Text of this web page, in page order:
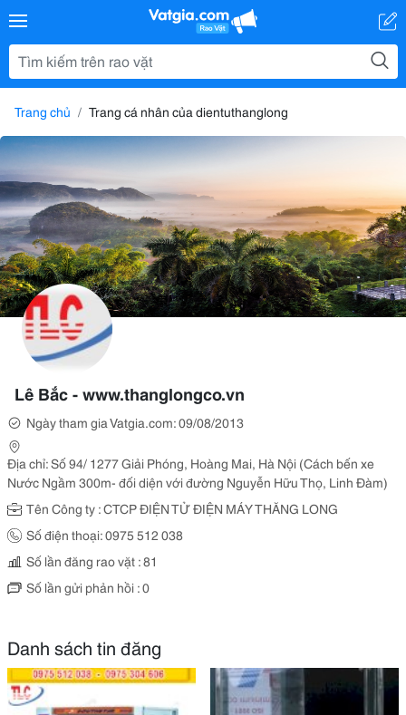
Trang chủ Trang cá nhân của dientuthanglong
Lê Bắc - www.thanglongco.vn
Ngày tham gia Vatgia.com: 09/08/2013
Địa chỉ: Số 94/ 1277 Giải Phóng, Hoàng Mai, Hà Nội (Cách bến xe
Nước Ngầm 300m- đối diện với đường Nguyễn Hữu Thọ, Linh Đàm)
Tên Công ty : CTCP ĐIỆN TỬ ĐIỆN MÁY THĂNG LONG
Số điện thoại: 0975 512 038
Số lần đăng rao vặt : 81
Số lần gửi phản hồi : 0
Danh sách tin đăng